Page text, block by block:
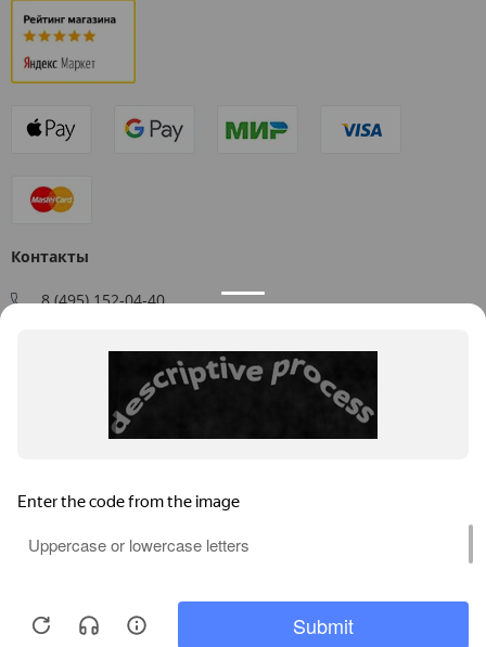
Контакты
8 (495) 152-04-40
109544, г. Москва, ул. Большая Андроньевская, д. 17
Схема проезда
Пн-Пт: 9:00 - 18:00
Публичная оферта
Согласие на получение рекламных материалов
Пользовательское соглашение